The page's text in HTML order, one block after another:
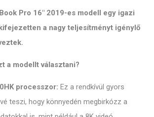
Pro 16" 2019-es modell egy igazi
a nagy teljesítményt igénylő
a modellt választani?
processzor: Ez a rendkívül gyors
teszi, hogy könnyedén megbirkózz a